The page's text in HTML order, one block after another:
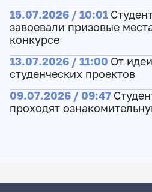
15.07.2026 / 10:01
завоевали призовые
конкурсе
13.07.2026 / 11:00 От
студенческих проектов
09.07.2026 / 09:47
проходят